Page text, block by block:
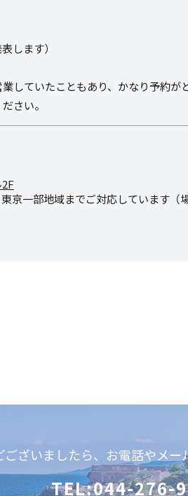
します）
していたこともあり、かなり予約が
さい。
京一部地域までご対応しています
ございましたら、お電話やメ
TEL:044-276-